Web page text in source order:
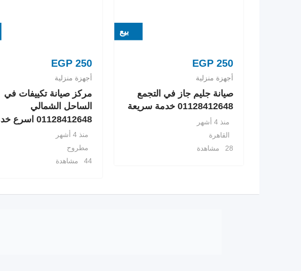
بيع
EGP 250
أجهزة منزلية
صيانة جليم جاز في التجمع
01128412648 خدمة سريعة
منذ 4 أشهر
القاهرة
28 مشاهدة
EGP250
أجهزة منزلية
مركز صيانة تكييفات في
الساحل الشمالي
01128412648 اسرع خدمة
منذ 4 أشهر
مطروح
44 مشاهدة